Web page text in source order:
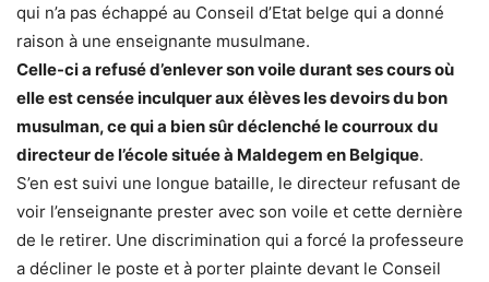
qui n’a pas échappé au Conseil d’Etat belge qui a donné
raison à une enseignante musulmane.
Celle-ci a refusé d’enlever son voile durant ses cours où
elle est censée inculquer aux élèves les devoirs du bon
musulman, ce qui a bien sûr déclenché le courroux du
directeur de l’école située à Maldegem en Belgique.
S’en est suivi une longue bataille, le directeur refusant de
voir l’enseignante prester avec son voile et cette dernière
de le retirer. Une discrimination qui a forcé la professeure
a décliner le poste et à porter plainte devant le Conseil